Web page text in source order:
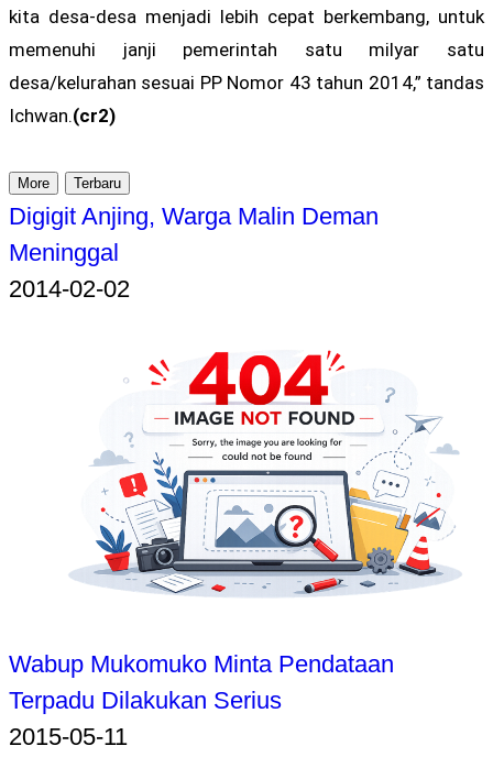
kita desa-desa menjadi lebih cepat berkembang, untuk
memenuhi janji pemerintah satu milyar satu
desa/kelurahan sesuai PP Nomor 43 tahun 2014,” tandas
Ichwan.(cr2)
More Terbaru
Digigit Anjing, Warga Malin Deman
Meninggal
2014-02-02
Wabup Mukomuko Minta Pendataan
Terpadu Dilakukan Serius
2015-05-11